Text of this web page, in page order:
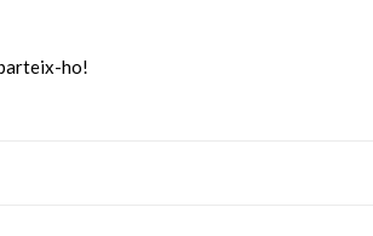
ho!